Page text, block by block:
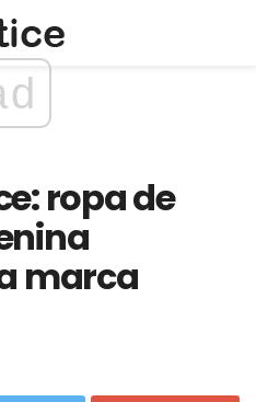
ropa de
marca